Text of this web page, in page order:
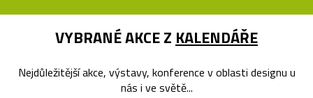
VYBRANÉ AKCE Z KALENDÁŘE
Nejdůležitější akce, výstavy, konference v oblasti designu u
nás i ve světě...